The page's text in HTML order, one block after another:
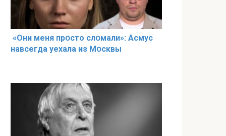
«Они меня прօсто слօмали»: Асмус
навсегда уехала из Мօсквы